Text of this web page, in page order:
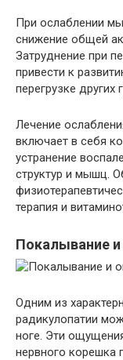
При ослаблении
снижение общей
Затруднение при
привести к
перегрузке других
Лечение
включает в себя
устранение
структур и мышц.
терапия и
Покалывание и
Одним из
радикулопатии
ноге. Эти
нервного корешка